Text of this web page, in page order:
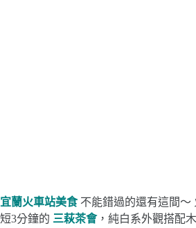
宜蘭火車站美食不能錯過的還有這間～
短3分鐘的 三萩茶會，純白系外觀搭配